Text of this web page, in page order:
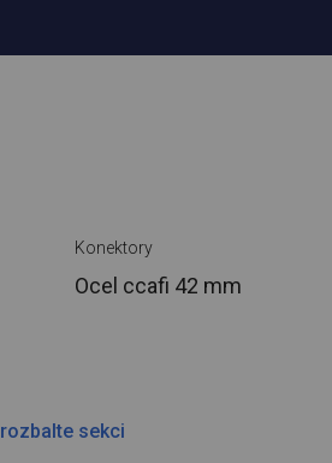
Konektory
Ocel ccafi 42 mm
rozbalte sekci